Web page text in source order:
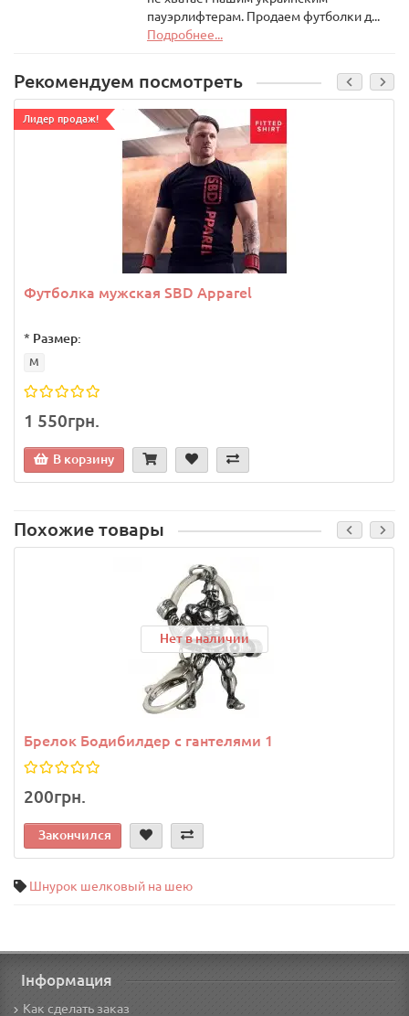
пауэрлифтерам. Продаем футболки д...
Подробнее...
Рекомендуем посмотреть
Лидер продаж!
Футболка мужская SBD Apparel
* Размер:
M
1 550грн.
В корзину
Похожие товары
Нет в наличии
Брелок Бодибилдер с гантелями 1
200грн.
Закончился
Шнурок шелковый на шею
Інформация
Как сделать заказ